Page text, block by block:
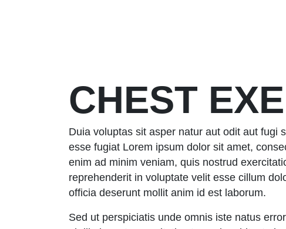
CHEST
Duia voluptas sit asper natur aut odit aut fugi
esse fugiat Lorem ipsum dolor sit amet,
enim ad minim veniam, quis nostrud
reprehenderit in voluptate velit esse cillum
officia deserunt mollit anim id est laborum.
Sed ut perspiciatis unde omnis iste natus